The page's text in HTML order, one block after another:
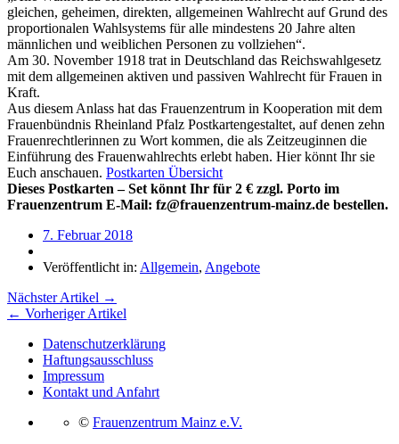
gleichen, geheimen, direkten, allgemeinen Wahlrecht auf Grund des
proportionalen Wahlsystems für alle mindestens 20 Jahre alten
männlichen und weiblichen Personen zu vollziehen“.
Am 30. November 1918 trat in Deutschland das Reichswahlgesetz
mit dem allgemeinen aktiven und passiven Wahlrecht für Frauen in
Kraft.
Aus diesem Anlass hat das Frauenzentrum in Kooperation mit dem
Frauenbündnis Rheinland Pfalz Postkartengestaltet, auf denen zehn
Frauenrechtlerinnen zu Wort kommen, die als Zeitzeuginnen die
Einführung des Frauenwahlrechts erlebt haben. Hier könnt Ihr sie
Euch anschauen. Postkarten Übersicht
Dieses Postkarten – Set könnt Ihr für 2 € zzgl. Porto im
Frauenzentrum E-Mail: fz@frauenzentrum-mainz.de bestellen.
7. Februar 2018
Veröffentlicht in: Allgemein, Angebote
Nächster Artikel →
← Vorheriger Artikel
Datenschutzerklärung
Haftungsausschluss
Impressum
Kontakt und Anfahrt
© Frauenzentrum Mainz e.V.